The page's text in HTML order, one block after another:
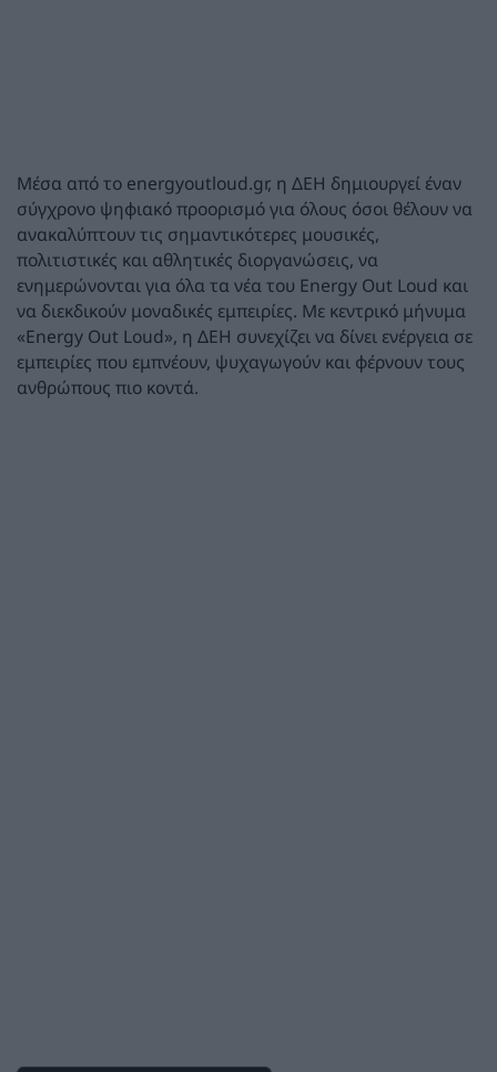
Μέσα από το energyoutloud.gr, η ΔΕΗ δημιουργεί έναν
σύγχρονο ψηφιακό προορισμό για όλους όσοι θέλουν να
ανακαλύπτουν τις σημαντικότερες μουσικές,
πολιτιστικές και αθλητικές διοργανώσεις, να
ενημερώνονται για όλα τα νέα του Energy Out Loud και
να διεκδικούν μοναδικές εμπειρίες. Με κεντρικό μήνυμα
«Energy Out Loud», η ΔΕΗ συνεχίζει να δίνει ενέργεια σε
εμπειρίες που εμπνέουν, ψυχαγωγούν και φέρνουν τους
ανθρώπους πιο κοντά.